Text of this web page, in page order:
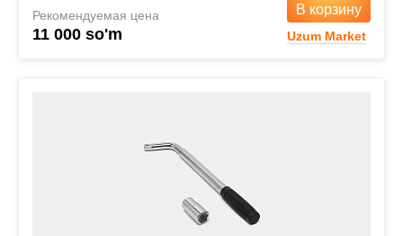
Рекомендуемая цена
11 000 so'm
В корзину
Uzum Market